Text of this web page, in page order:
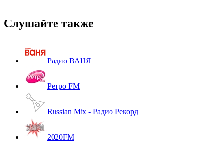
Слушайте также
Радио ВАНЯ
Ретро FM
Russian Mix - Радио Рекорд
2020FM